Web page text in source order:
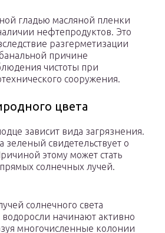
гладью масляной пленки
нефтепродуктов. Это
разгерметизации
причине
чистоты при
сооружения.
цвета
зависит вида загрязнения.
зеленый свидетельствует о
этому может стать
солнечных лучей.
солнечного света
начинают активно
многочисленные колонии